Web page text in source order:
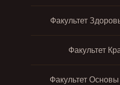
Факультет
Факультет
Факультет